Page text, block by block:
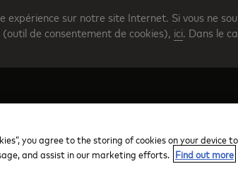
sur notre site Internet. Si vous ne
de consentement de cookies), ici. Dans le
Présentation du programme
you agree to the storing of cookies on your device
and assist in our marketing efforts. Find out more